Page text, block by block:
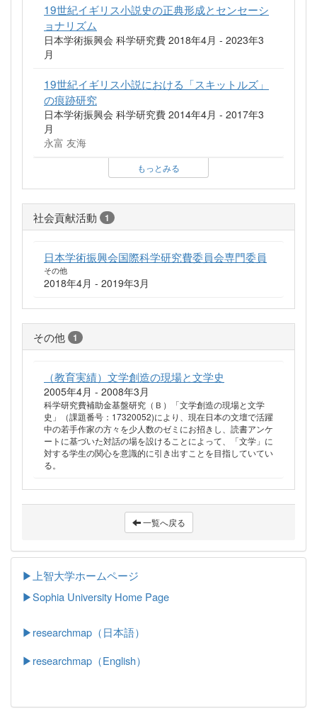
19世紀イギリス小説史の正典形成とセンセーシ
ョナリズム
日本学術振興会 科学研究費 2018年4月 - 2023年3
月
19世紀イギリス小説における「スキットルズ」
の痕跡研究
日本学術振興会 科学研究費 2014年4月 - 2017年3
月
永富 友海
もっとみる
社会貢献活動 1
日本学術振興会国際科学研究費委員会専門委員
その他
2018年4月 - 2019年3月
その他 1
（教育実績）文学創造の現場と文学史
2005年4月 - 2008年3月
科学研究費補助金基盤研究（Ｂ）「文学創造の現場と文学
史」（課題番号：17320052)により、現在日本の文壇で活躍
中の若手作家の方々を少人数のゼミにお招きし、読書アンケ
ートに基づいた対話の場を設けることによって、「文学」に
対する学生の関心を意識的に引き出すことを目指していてい
る。
一覧へ戻る
▶上智大学ホームページ
▶Sophia University Home Page
▶researchmap（日本語）
▶researchmap（English）